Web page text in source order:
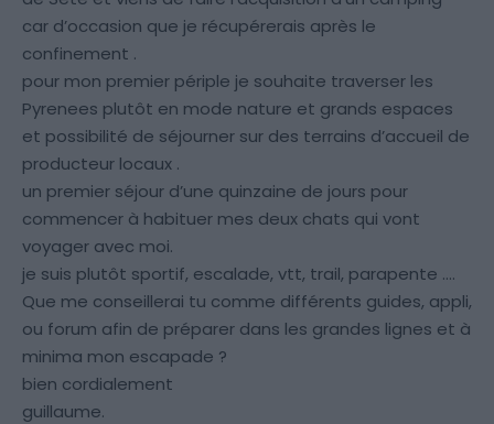
car d’occasion que je récupérerais après le
confinement .
pour mon premier périple je souhaite traverser les
Pyrenees plutôt en mode nature et grands espaces
et possibilité de séjourner sur des terrains d’accueil de
producteur locaux .
un premier séjour d’une quinzaine de jours pour
commencer à habituer mes deux chats qui vont
voyager avec moi.
je suis plutôt sportif, escalade, vtt, trail, parapente ….
Que me conseillerai tu comme différents guides, appli,
ou forum afin de préparer dans les grandes lignes et à
minima mon escapade ?
bien cordialement
guillaume.